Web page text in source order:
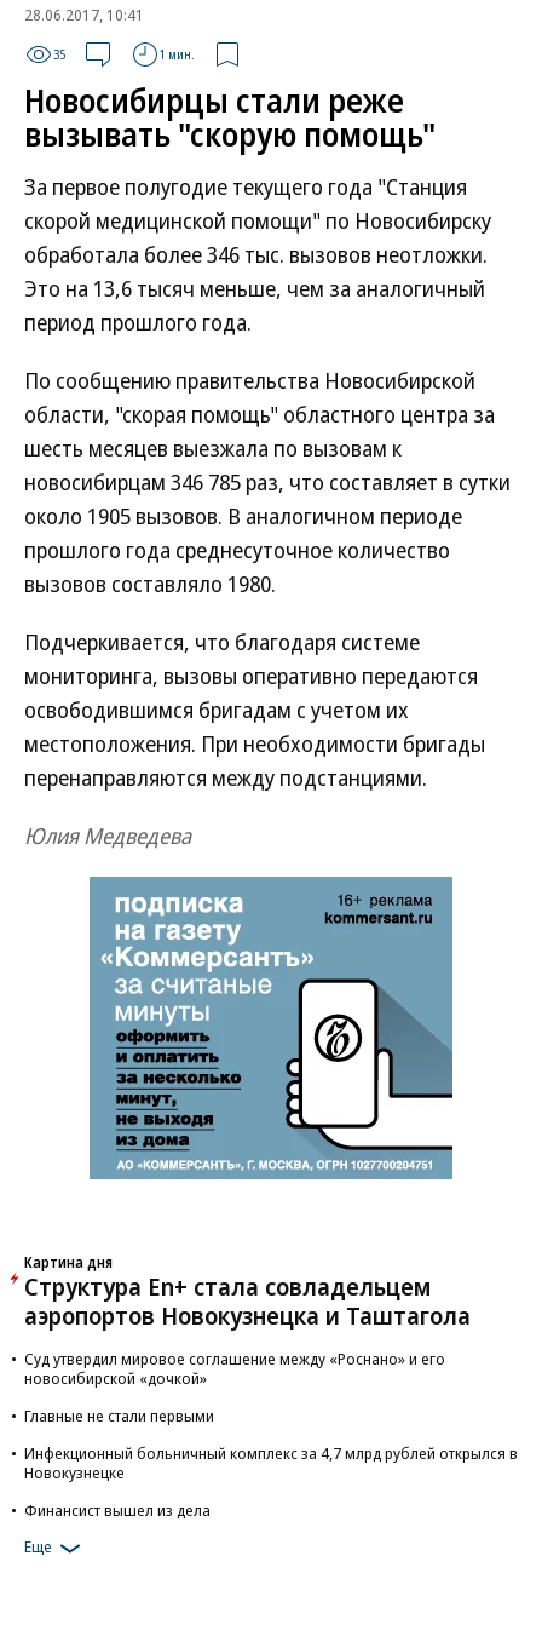
28.06.2017, 10:41
35 1 мин.
Новосибирцы стали реже
вызывать "скорую помощь"
За первое полугодие текущего года "Станция
скорой медицинской помощи" по Новосибирску
обработала более 346 тыс. вызовов неотложки.
Это на 13,6 тысяч меньше, чем за аналогичный
период прошлого года.
По сообщению правительства Новосибирской
области, "скорая помощь" областного центра за
шесть месяцев выезжала по вызовам к
новосибирцам 346 785 раз, что составляет в сутки
около 1905 вызовов. В аналогичном периоде
прошлого года среднесуточное количество
вызовов составляло 1980.
Подчеркивается, что благодаря системе
мониторинга, вызовы оперативно передаются
освободившимся бригадам с учетом их
местоположения. При необходимости бригады
перенаправляются между подстанциями.
Юлия Медведева
Картина дня
Структура En+ стала совладельцем
аэропортов Новокузнецка и Таштагола
Суд утвердил мировое соглашение между «Роснано» и его
новосибирской «дочкой»
Главные не стали первыми
Инфекционный больничный комплекс за 4,7 млрд рублей открылся в
Новокузнецке
Финансист вышел из дела
Еще